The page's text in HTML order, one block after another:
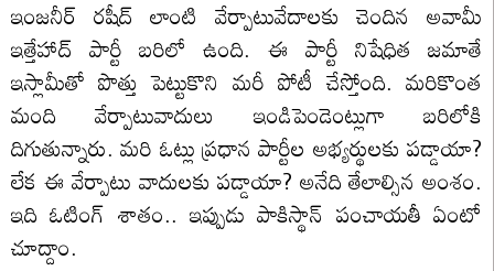
ఇంజనీర్‌ రషీద్‌ లాంటి వేర్పాటువేదాలకు చెందిన అవామీ
ఇత్తేహాద్‌ పార్టీ బరిలో ఉంది. ఈ పార్టీ నిషేధిత జమాతే
ఇస్లామీతో పొత్తు పెట్టుకొని మరీ పోటీ చేస్తోంది. మరికొంత
మంది వేర్పాటువాదులు ఇండిపెండెంట్లుగా బరిలోకి
దిగుతున్నారు. మరి ఓట్లు ప్రధాన పార్టీల అభ్యర్థులకు పడ్డాయా?
లేక ఈ వేర్పాటు వాదులకు పడ్డాయా? అనేది తేలాల్సిన అంశం.
ఇది ఓటింగ్ శాతం.. ఇప్పుడు పాకిస్థాన్‌ పంచాయతీ ఏంటో
చూద్దాం.